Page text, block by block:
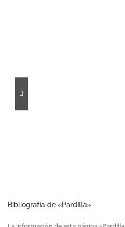
Colmenilla
Bibliografía de «Pardilla»